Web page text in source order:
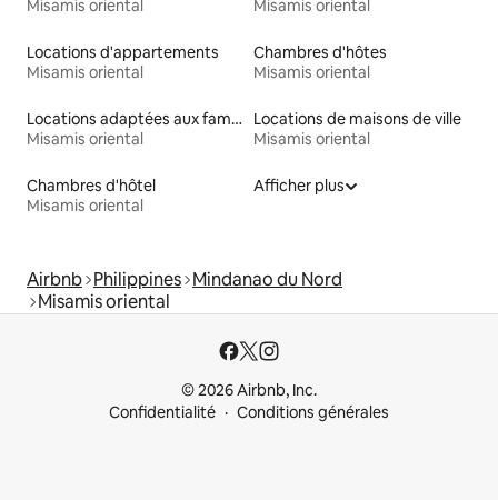
Misamis oriental Misamis oriental
Locations d'appartements
Misamis oriental
Chambres d'hôtes
Misamis oriental
Locations adaptées aux familles
Misamis oriental
Locations de maisons de ville
Misamis oriental
Chambres d'hôtel
Misamis oriental
Afficher plus
Airbnb Philippines Mindanao du Nord
Misamis oriental
© 2026 Airbnb, Inc.
Confidentialité
Conditions générales